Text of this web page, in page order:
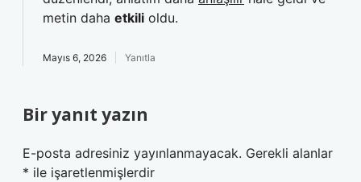
metin daha etkili oldu.
Mayıs 6, 2026 Yanıtla
Bir yanıt yazın
E-posta adresiniz yayınlanmayacak. Gerekli alanlar
* ile işaretlenmişlerdir